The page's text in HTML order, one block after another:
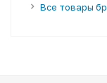
Все товары